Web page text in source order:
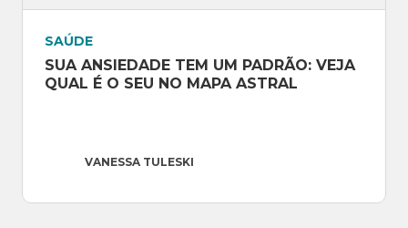
SAÚDE
SUA ANSIEDADE TEM UM PADRÃO: VEJA
QUAL É O SEU NO MAPA ASTRAL
VANESSA TULESKI